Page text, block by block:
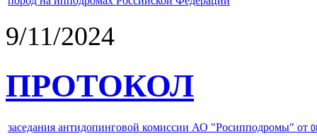
9/11/2024
ПРОТОКОЛ
заседания антидопинговой комиссии АО "Росипподромы" от